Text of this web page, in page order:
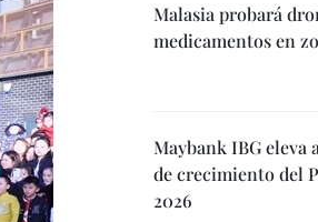
Malasia probará
medicamentos en
Maybank IBG eleva
de crecimiento del
2026